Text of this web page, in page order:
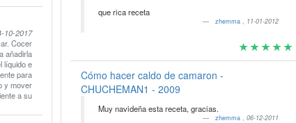
10-2017
Cocer
añadirla
líquido e
para
y mover
a su
que rica receta
zhemma, 11-01-2012
Cómo hacer caldo de camaron -
CHUCHEMAN1 - 2009
Muy navideña esta receta, gracias.
zhemma,06-12-2011